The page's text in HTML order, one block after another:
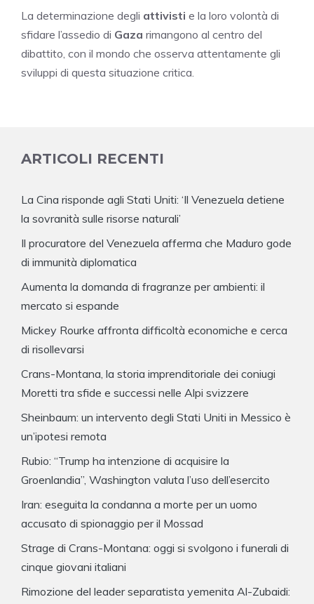
La determinazione degli attivisti e la loro volontà di
sfidare l’assedio di Gaza rimangono al centro del
dibattito, con il mondo che osserva attentamente gli
sviluppi di questa situazione critica.
ARTICOLI RECENTI
La Cina risponde agli Stati Uniti: ‘Il Venezuela detiene
la sovranità sulle risorse naturali’
Il procuratore del Venezuela afferma che Maduro gode
di immunità diplomatica
Aumenta la domanda di fragranze per ambienti: il
mercato si espande
Mickey Rourke affronta difficoltà economiche e cerca
di risollevarsi
Crans-Montana, la storia imprenditoriale dei coniugi
Moretti tra sfide e successi nelle Alpi svizzere
Sheinbaum: un intervento degli Stati Uniti in Messico è
un’ipotesi remota
Rubio: “Trump ha intenzione di acquisire la
Groenlandia”, Washington valuta l’uso dell’esercito
Iran: eseguita la condanna a morte per un uomo
accusato di spionaggio per il Mossad
Strage di Crans-Montana: oggi si svolgono i funerali di
cinque giovani italiani
Rimozione del leader separatista yemenita Al-Zubaidi: